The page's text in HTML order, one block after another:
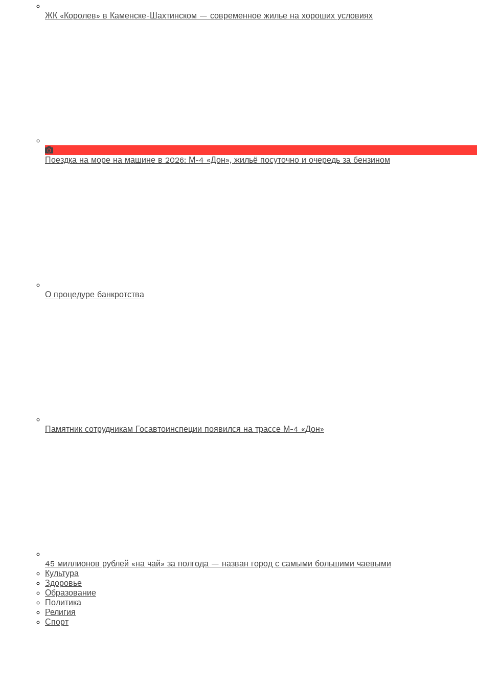
ЖК «Королев» в Каменске-Шахтинском — современное жилье на хороших условиях
Поездка на море на машине в 2026: М-4 «Дон», жильё посуточно и очередь за бензином
О процедуре банкротства
Памятник сотрудникам Госавтоинспеции появился на трассе М-4 «Дон»
45 миллионов рублей «на чай» за полгода — назван город с самыми большими чаевыми
Культура
Здоровье
Образование
Политика
Религия
Спорт